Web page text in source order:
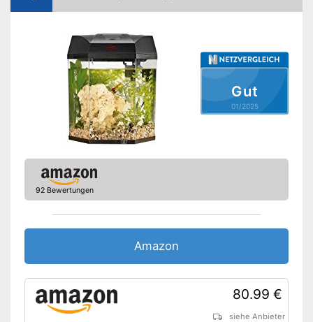
Zeitschaltuhr
Wasseraufbereiter
Wasserpflanzendünger
Fischfutter
Amazon Lieferzeit
Gut
01/2025
92 Bewertungen
Amazon
80.99 €
siehe Anbieter